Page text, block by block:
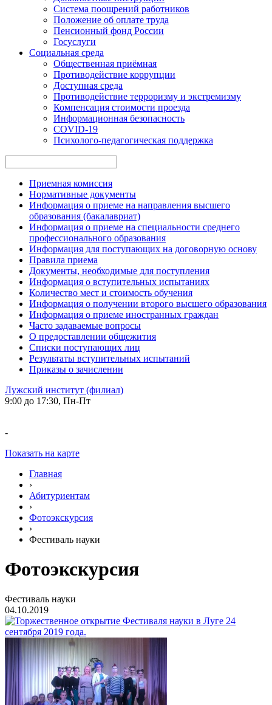
Система поощрений работников
Положение об оплате труда
Пенсионный фонд России
Госуслуги
Социальная среда
Общественная приёмная
Противодействие коррупции
Доступная среда
Противодействие терроризму и экстремизму
Компенсация стоимости проезда
Информационная безопасность
COVID-19
Психолого-педагогическая поддержка
Приемная комиссия
Нормативные документы
Информация о приеме на направления высшего
образования (бакалавриат)
Информация о приеме на специальности среднего
профессионального образования
Информация для поступающих на договорную основу
Правила приема
Документы, необходимые для поступления
Информация о вступительных испытаниях
Количество мест и стоимость обучения
Информация о получении второго высшего образования
Информация о приеме иностранных граждан
Часто задаваемые вопросы
О предоставлении общежития
Списки поступающих лиц
Результаты вступительных испытаний
Приказы о зачислении
Лужский институт (филиал)
9:00 до 17:30, Пн-Пт
-
Показать на карте
Главная
›
Абитуриентам
›
Фотоэкскурсия
›
Фестиваль науки
Фотоэкскурсия
Фестиваль науки
04.10.2019